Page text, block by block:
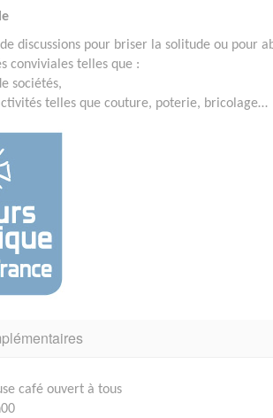
discussions pour briser la solitude ou pour
conviviales telles que :
sociétés,
telles que couture, poterie, bricolage…
café ouvert à tous